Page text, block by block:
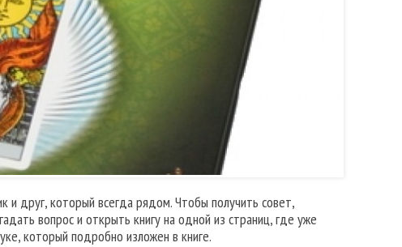
друг, который всегда рядом. Чтобы получить совет,
вопрос и открыть книгу на одной из страниц, где уже
который подробно изложен в книге.